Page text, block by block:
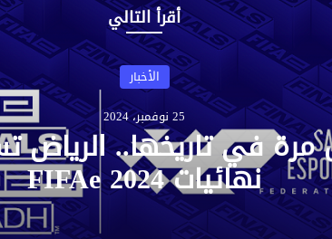
أقرأ التالي
الأخبار
25 ديسمبر، 2025
تقدم محول ألعاب احترافي